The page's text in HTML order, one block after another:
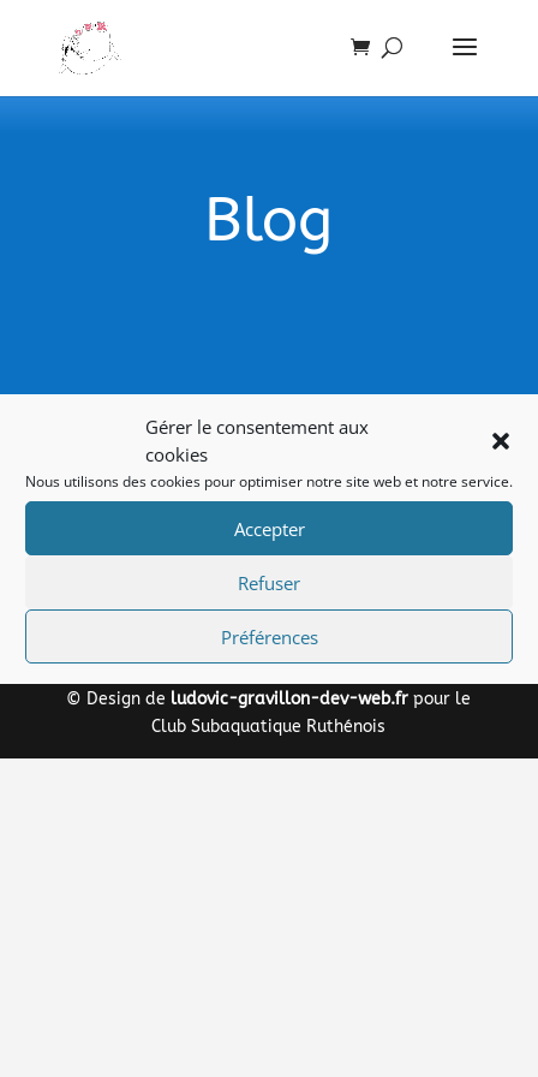
Gérer le consentement aux
cookies
Nous utilisons des cookies pour optimiser notre site web et notre service.
Accepter
Refuser
Préférences
Blog
La Gazette des Bulles de février
2026
La Gazette des Bulles de Juin 2025
© Design de ludovic-gravillon-dev-web.fr pour le
Club Subaquatique Ruthénois